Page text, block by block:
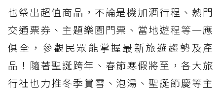
也祭出超值商品，不論是機加酒行程、熱門
交通票券、主題樂園門票、當地遊程等一應
俱全，參觀民眾能掌握最新旅遊趨勢及產
品！隨著聖誕跨年、春節寒假將至，各大旅
行社也力推冬季賞雪、泡湯、聖誕節慶等主